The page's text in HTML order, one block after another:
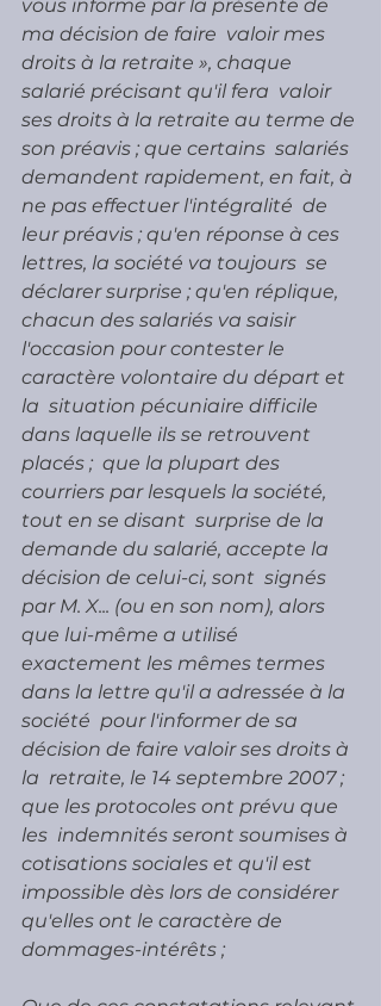
vous informe par la présente de
ma décision de faire  valoir mes
droits à la retraite », chaque
salarié précisant qu'il fera  valoir
ses droits à la retraite au terme de
son préavis ; que certains  salariés
demandent rapidement, en fait, à
ne pas effectuer l'intégralité  de
leur préavis ; qu'en réponse à ces
lettres, la société va toujours  se
déclarer surprise ; qu'en réplique,
chacun des salariés va saisir
l'occasion pour contester le
caractère volontaire du départ et
la  situation pécuniaire difficile
dans laquelle ils se retrouvent
placés ;  que la plupart des
courriers par lesquels la société,
tout en se disant  surprise de la
demande du salarié, accepte la
décision de celui-ci, sont  signés
par M. X... (ou en son nom), alors
que lui-même a utilisé
exactement les mêmes termes
dans la lettre qu'il a adressée à la
société  pour l'informer de sa
décision de faire valoir ses droits à
la  retraite, le 14 septembre 2007 ;
que les protocoles ont prévu que
les  indemnités seront soumises à
cotisations sociales et qu'il est
impossible dès lors de considérer
qu'elles ont le caractère de
dommages-intérêts ;